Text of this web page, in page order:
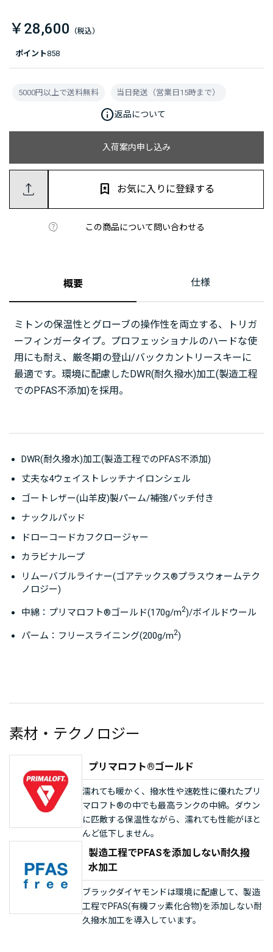
ポイント858
￥28,600
入荷案内申し込み
この商品について問い合わせる
お気に入りに登録する
5000円以上で送料無料 当日発送（営業日15時まで）
info返品について
概要 仕様
ミトンの保温性とグローブの操作性を両立する、トリガ
ーフィンガータイプ。プロフェッショナルのハードな使
用にも耐え、厳冬期の登山/バックカントリースキーに
最適です。環境に配慮したDWR(耐久撥水)加工(製造工程
でのPFAS不添加)を採用。
DWR(耐久撥水)加工(製造工程でのPFAS不添加)
丈夫な4ウェイストレッチナイロンシェル
ゴートレザー(山羊皮)製パーム/補強パッチ付き
ナックルパッド
ドローコードカフクロージャー
カラビナループ
リムーバブルライナー(ゴアテックス®プラスウォームテク
ノロジー)
中綿：プリマロフト®ゴールド(170g/m2)/ボイルドウール
パーム：フリースライニング(200g/m2)
素材・テクノロジー
プリマロフト®ゴールド
濡れても暖かく、撥水性や速乾性に優れたプリ
マロフト®の中でも最高ランクの中綿。ダウン
に匹敵する保温性ながら、濡れても性能がほと
んど低下しません。
製造工程でPFASを添加しない耐久撥
水加工
ブラックダイヤモンドは環境に配慮して、製造
工程でPFAS(有機フッ素化合物)を添加しない耐
久撥水加工を導入しています。